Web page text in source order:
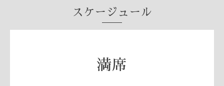
スケージュール
満席